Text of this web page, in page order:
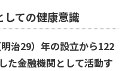
しての健康意識
治29）年の設立から122
た金融機関として活動す